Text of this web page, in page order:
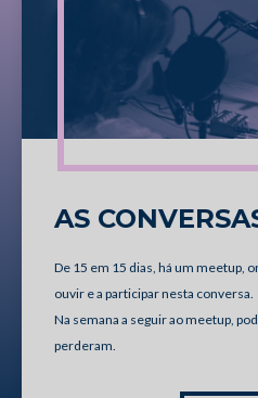
AS
De 15 em 15 dias, há um meetup,
ouvir e a participar nesta conversa.
Na semana a seguir ao meetup,
perderam.